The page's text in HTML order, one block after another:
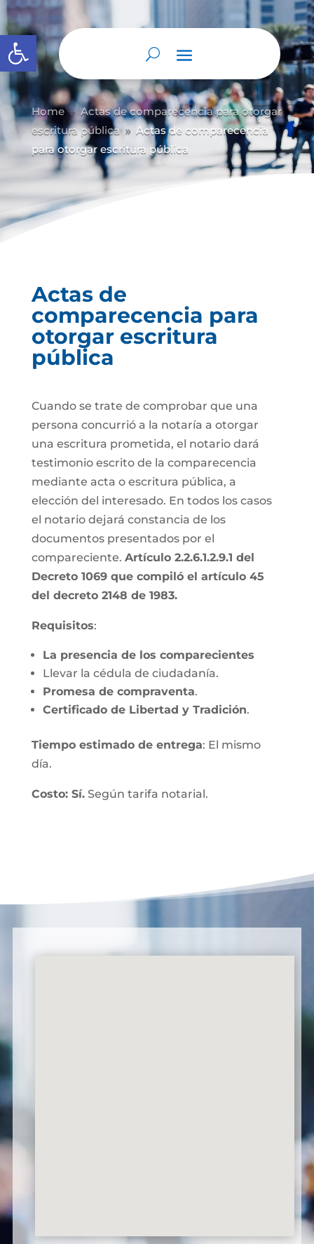
Abrir barra de herramientas
Home 9 Actas de comparecencia para otorgar
escritura pública
9 Actas de comparecencia
para otorgar escritura pública
Actas de
comparecencia para
otorgar escritura
pública
Cuando se trate de comprobar que una
persona concurrió a la notaría a otorgar
una escritura prometida, el notario dará
testimonio escrito de la comparecencia
mediante acta o escritura pública, a
elección del interesado. En todos los casos
el notario dejará constancia de los
documentos presentados por el
compareciente. Artículo 2.2.6.1.2.9.1 del
Decreto 1069 que compiló el artículo 45
del decreto 2148 de 1983.
Requisitos:
La presencia de los comparecientes
Llevar la cédula de ciudadanía.
Promesa de compraventa.
Certificado de Libertad y Tradición.
Tiempo estimado de entrega: El mismo
día.
Costo: Sí.Según tarifa notarial.